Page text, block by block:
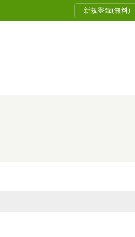
新規登録(無料)